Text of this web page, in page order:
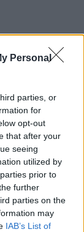
Personal
parties, or
for
opt-out
that after your
seeing
utilized by
prior to
further
parties on the
may
IAB’s List of
Πάνω από
τα
πυρκαγιές
τις